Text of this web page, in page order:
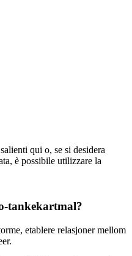
qui o, se si desidera
è possibile utilizzare la
tankekartmal?
etablere relasjoner mellom